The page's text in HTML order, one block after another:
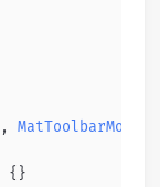
, MatToolbarModule
{}